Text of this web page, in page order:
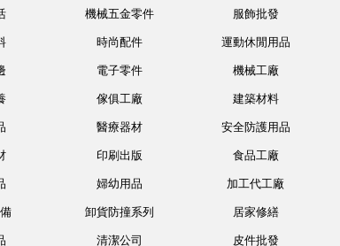
機械五金零件 服飾批發
時尚配件 運動休閒用品
電子零件 機械工廠
傢俱工廠 建築材料
醫療器材 安全防護用品
印刷出版 食品工廠
婦幼用品 加工代工廠
卸貨防撞系列 居家修繕
清潔公司 皮件批發